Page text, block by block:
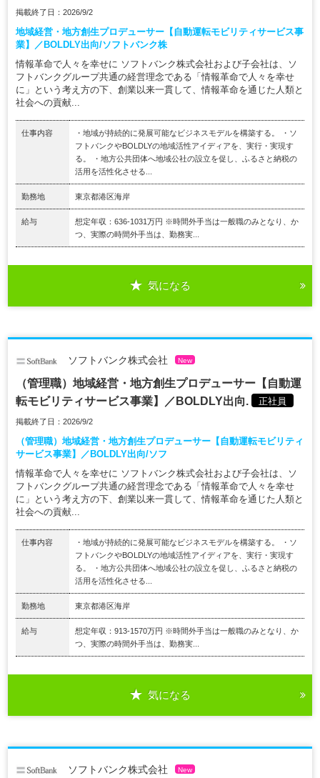
掲載終了日：2026/9/2
地域経営・地方創生プロデューサー【自動運転モビリティサービス事
業】／BOLDLY出向/ソフトバンク株
情報革命で人々を幸せに ソフトバンク株式会社および子会社は、ソ
フトバンクグループ共通の経営理念である「情報革命で人々を幸せ
に」という考え方の下、創業以来一貫して、情報革命を通じた人類と
社会への貢献...
仕事内容
・地域が持続的に発展可能なビジネスモデルを構築する。 ・ソ
フトバンクやBOLDLYの地域活性アイディアを、実行・実現す
る。 ・地方公共団体へ地域公社の設立を促し、ふるさと納税の
活用を活性化させる...
勤務地 東京都港区海岸
給与
想定年収：636-1031万円 ※時間外手当は一般職のみとなり、か
つ、実際の時間外手当は、勤務実...
気になる
ソフトバンク株式会社 New
（管理職）地域経営・地方創生プロデューサー【自動運
転モビリティサービス事業】／BOLDLY出向.
正社員
掲載終了日：2026/9/2
（管理職）地域経営・地方創生プロデューサー【自動運転モビリティ
サービス事業】／BOLDLY出向/ソフ
情報革命で人々を幸せに ソフトバンク株式会社および子会社は、ソ
フトバンクグループ共通の経営理念である「情報革命で人々を幸せ
に」という考え方の下、創業以来一貫して、情報革命を通じた人類と
社会への貢献...
仕事内容
・地域が持続的に発展可能なビジネスモデルを構築する。 ・ソ
フトバンクやBOLDLYの地域活性アイディアを、実行・実現す
る。 ・地方公共団体へ地域公社の設立を促し、ふるさと納税の
活用を活性化させる...
勤務地 東京都港区海岸
給与
想定年収：913-1570万円 ※時間外手当は一般職のみとなり、か
つ、実際の時間外手当は、勤務実...
気になる
ソフトバンク株式会社 New